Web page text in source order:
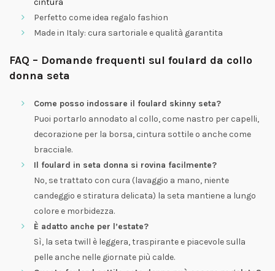
Perfetto come idea regalo fashion
Made in Italy: cura sartoriale e qualità garantita
FAQ – Domande frequenti sul foulard da collo
donna seta
Come posso indossare il foulard skinny seta?
Puoi portarlo annodato al collo, come nastro per capelli,
decorazione per la borsa, cintura sottile o anche come
bracciale.
Il foulard in seta donna si rovina facilmente?
No, se trattato con cura (lavaggio a mano, niente
candeggio e stiratura delicata) la seta mantiene a lungo
colore e morbidezza.
È adatto anche per l’estate?
Sì, la seta twill è leggera, traspirante e piacevole sulla
pelle anche nelle giornate più calde.